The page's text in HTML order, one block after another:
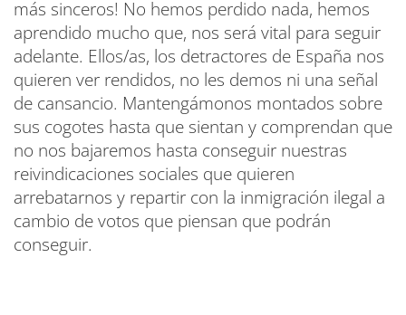
más sinceros! No hemos perdido nada, hemos
aprendido mucho que, nos será vital para seguir
adelante. Ellos/as, los detractores de España nos
quieren ver rendidos, no les demos ni una señal
de cansancio. Mantengámonos montados sobre
sus cogotes hasta que sientan y comprendan que
no nos bajaremos hasta conseguir nuestras
reivindicaciones sociales que quieren
arrebatarnos y repartir con la inmigración ilegal a
cambio de votos que piensan que podrán
conseguir.